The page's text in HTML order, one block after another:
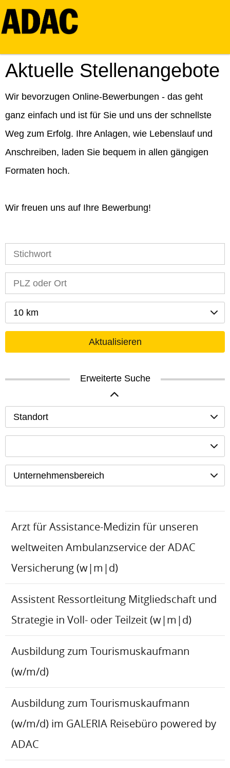
Aktuelle Stellenangebote
Wir bevorzugen Online-Bewerbungen - das geht
ganz einfach und ist für Sie und uns der schnellste
Weg zum Erfolg. Ihre Anlagen, wie Lebenslauf und
Anschreiben, laden Sie bequem in allen gängigen
Formaten hoch.
Wir freuen uns auf Ihre Bewerbung!
10 km
Aktualisieren
Erweiterte Suche
Standort
Unternehmensbereich
Arzt für Assistance-Medizin für unseren
weltweiten Ambulanzservice der ADAC
Versicherung (w|m|d)
Assistent Ressortleitung Mitgliedschaft und
Strategie in Voll- oder Teilzeit (w|m|d)
Ausbildung zum Tourismuskaufmann
(w/m/d)
Ausbildung zum Tourismuskaufmann
(w/m/d) im GALERIA Reisebüro powered by
ADAC